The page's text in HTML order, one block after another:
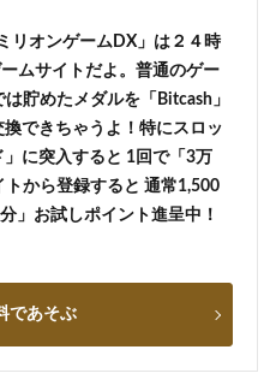
リオンゲームDX」は２４時
ムサイトだよ。普通のゲー
貯めたメダルを「Bitcash」
できちゃうよ！特にスロッ
に突入すると 1回で「3万
トから登録すると 通常1,500
」お試しポイント進呈中！
であそぶ